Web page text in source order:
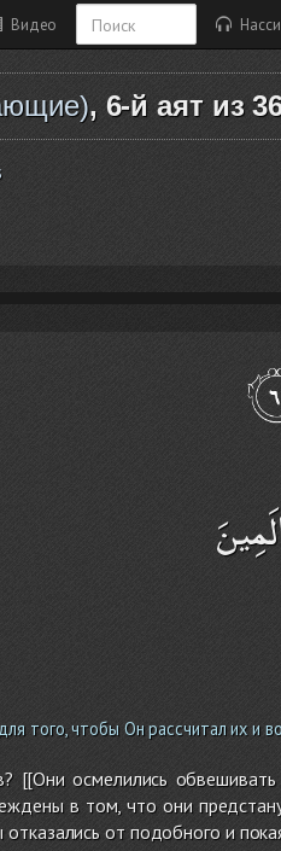
Видео
, 6-й аят из
того, чтобы Он рассчитал их и
осмелились
в том, что они
от подобного и